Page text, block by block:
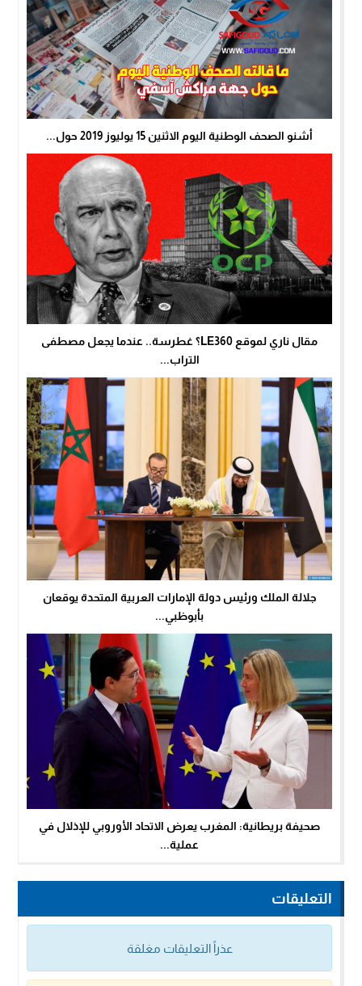
أشنو الصحف الوطنية اليوم الاثنين 15 يوليوز 2019 حول...
مقال ناري لموقع LE360؟ غطرسة.. عندما يجعل مصطفى
التراب...
جلالة الملك ورئيس دولة الإمارات العربية المتحدة يوقعان
بأبوظبي...
صحيفة بريطانية: المغرب يعرض الاتحاد الأوروبي للإذلال في
عملية...
التعليقات
عذراً التعليقات مغلقة